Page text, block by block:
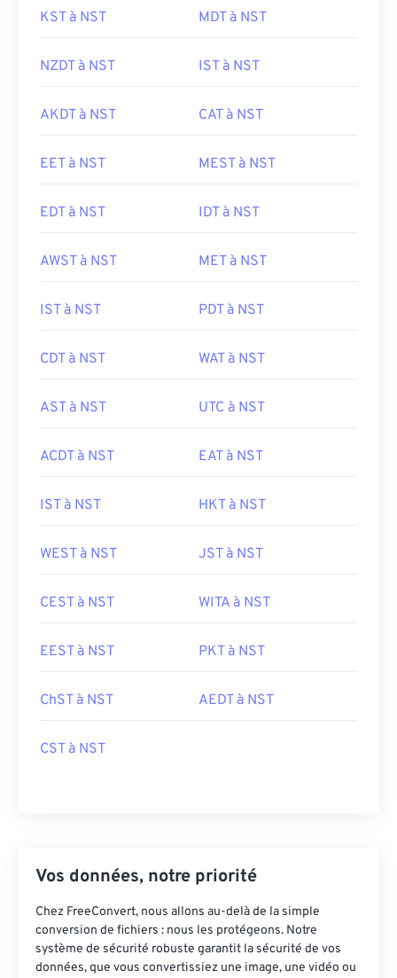
KST à NST MDT à NST
NZDT à NST IST à NST
AKDT à NST CAT à NST
EET à NST MEST à NST
EDT à NST IDT à NST
AWST à NST MET à NST
IST à NST PDT à NST
CDT à NST WAT à NST
AST à NST UTC à NST
ACDT à NST EAT à NST
IST à NST HKT à NST
WEST à NST JST à NST
CEST à NST WITA à NST
EEST à NST PKT à NST
ChST à NST AEDT à NST
CST à NST
Vos données, notre priorité
Chez FreeConvert, nous allons au-delà de la simple
conversion de fichiers : nous les protégeons. Notre
système de sécurité robuste garantit la sécurité de vos
données, que vous convertissiez une image, une vidéo ou